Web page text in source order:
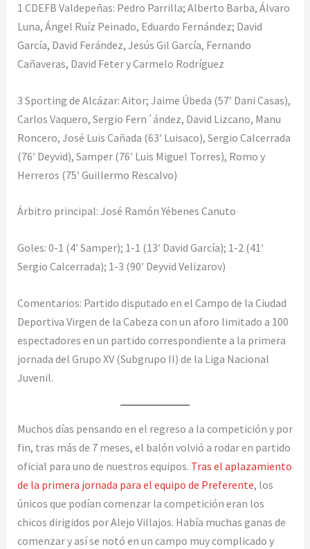
1 CDEFB Valdepeñas: Pedro Parrilla; Alberto Barba, Álvaro
Luna, Ángel Ruíz Peinado, Eduardo Fernández; David
García, David Ferández, Jesús Gil García, Fernando
Cañaveras, David Feter y Carmelo Rodríguez
3 Sporting de Alcázar: Aitor; Jaime Úbeda (57′ Dani Casas),
Carlos Vaquero, Sergio Fern´ández, David Lizcano, Manu
Roncero, José Luis Cañada (63′ Luisaco), Sergio Calcerrada
(76′ Deyvid), Samper (76′ Luis Miguel Torres), Romo y
Herreros (75′ Guillermo Rescalvo)
Árbitro principal: José Ramón Yébenes Canuto
Goles: 0-1 (4′ Samper); 1-1 (13′ David García); 1-2 (41′
Sergio Calcerrada); 1-3 (90′ Deyvid Velizarov)
Comentarios: Partido disputado en el Campo de la Ciudad
Deportiva Virgen de la Cabeza con un aforo limitado a 100
espectadores en un partido correspondiente a la primera
jornada del Grupo XV (Subgrupo II) de la Liga Nacional
Juvenil.
Muchos días pensando en el regreso a la competición y por
fin, tras más de 7 meses, el balón volvió a rodar en partido
oficial para uno de nuestros equipos. Tras el aplazamiento
de la primera jornada para el equipo de Preferente, los
únicos que podían comenzar la competición eran los
chicos dirigidos por Alejo Villajos. Había muchas ganas de
comenzar y así se notó en un campo muy complicado y